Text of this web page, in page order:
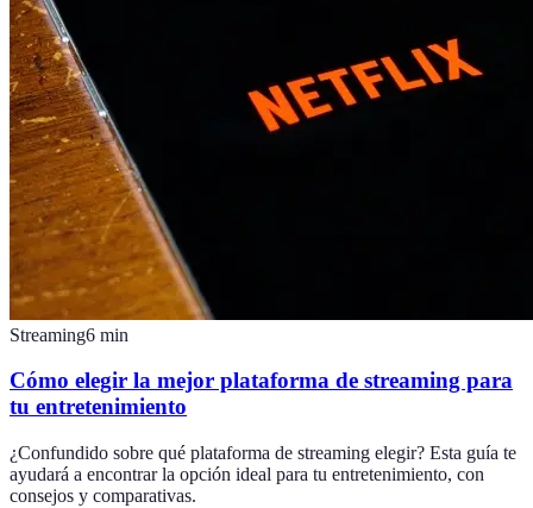
Streaming6 min
Cómo elegir la mejor plataforma de streaming para
tu entretenimiento
¿Confundido sobre qué plataforma de streaming elegir? Esta guía te
ayudará a encontrar la opción ideal para tu entretenimiento, con
consejos y comparativas.